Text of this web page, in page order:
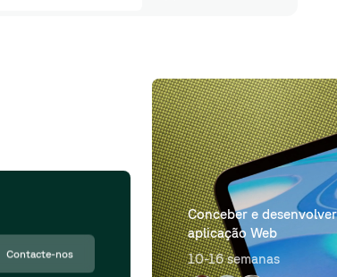
Contacte-nos
Implementação da
infraestrutura de nuvem
8-12 semanas